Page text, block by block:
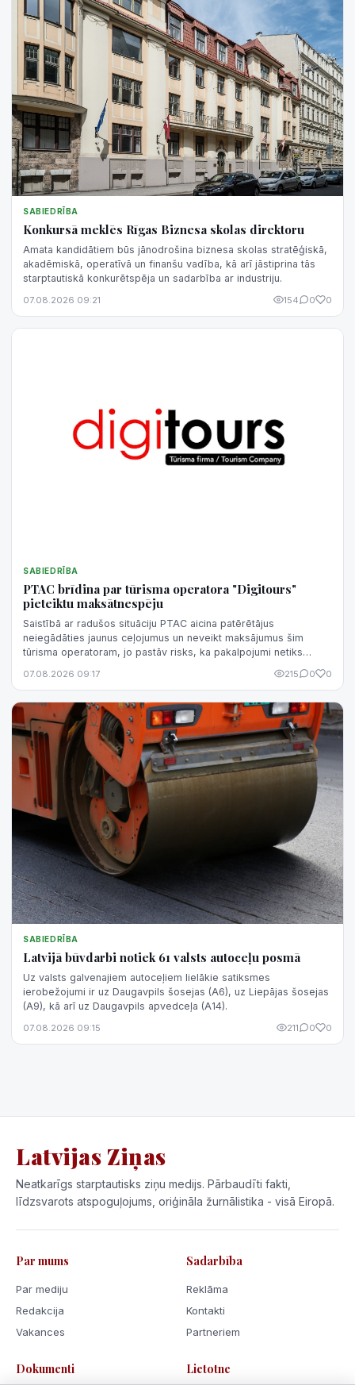
SABIEDRĪBA
Konkursā meklēs Rīgas Biznesa skolas direktoru
Amata kandidātiem būs jānodrošina biznesa skolas stratēģiskā,
akadēmiskā, operatīvā un finanšu vadība, kā arī jāstiprina tās
starptautiskā konkurētspēja un sadarbība ar industriju.
07.08.2026 09:21 154 0 0
SABIEDRĪBA
PTAC brīdina par tūrisma operatora "Digitours"
pieteiktu maksātnespēju
Saistībā ar radušos situāciju PTAC aicina patērētājus
neiegādāties jaunus ceļojumus un neveikt maksājumus šim
tūrisma operatoram, jo pastāv risks, ka pakalpojumi netiks
07.08.2026 09:17 215 0 0
SABIEDRĪBA
Latvijā būvdarbi notiek 61 valsts autoceļu posmā
Uz valsts galvenajiem autoceļiem lielākie satiksmes
ierobežojumi ir uz Daugavpils šosejas (A6), uz Liepājas šosejas
(A9), kā arī uz Daugavpils apvedceļa (A14).
07.08.2026 09:15 211 0 0
Latvijas Ziņas
Neatkarīgs starptautisks ziņu medijs. Pārbaudīti fakti,
līdzsvarots atspoguļojums, oriģināla žurnālistika - visā Eiropā.
Par mums
Par mediju
Redakcija
Vakances
Sadarbība
Reklāma
Kontakti
Partneriem
Dokumenti Lietotne